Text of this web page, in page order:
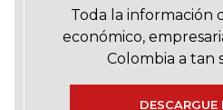
Toda la información
económico,
Colombia a tan
DESCARGUE